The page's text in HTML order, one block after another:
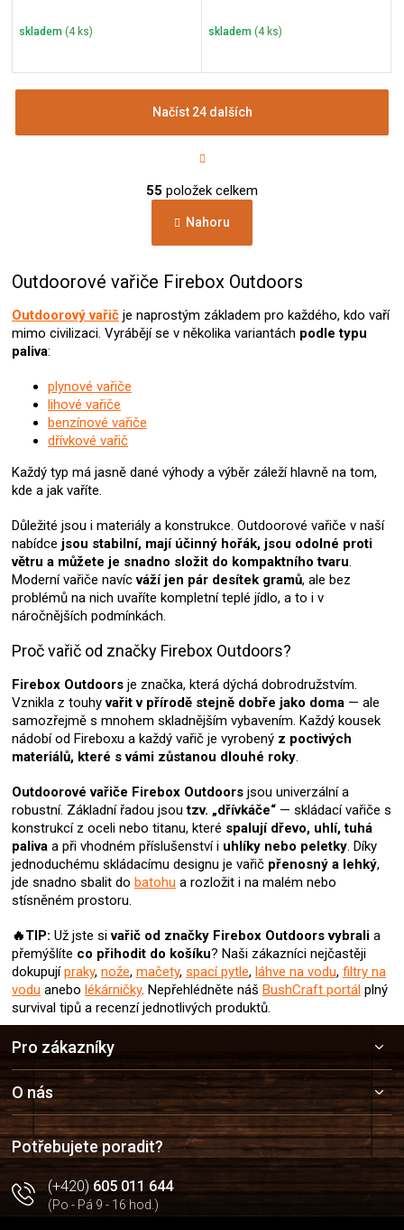
skladem (4 ks) skladem (4 ks)
v
á
d
c
í
p
r
s
u
Načíst 24 dalších
t
á
n
k
v
n
55 položek celkem
Nahoru
Outdoorové vařiče Firebox Outdoors
Outdoorový vařič je naprostým základem pro každého, kdo vaří
mimo civilizaci. Vyrábějí se v několika variantách podle typu
paliva:
plynové vařiče
lihové vařiče
benzínové vařiče
dřívkové vařič
Každý typ má jasně dané výhody a výběr záleží hlavně na tom,
kde a jak vaříte.
Důležité jsou i materiály a konstrukce. Outdoorové vařiče v naší
nabídce jsou stabilní, mají účinný hořák, jsou odolné proti
větru a můžete je snadno složit do kompaktního tvaru.
Moderní vařiče navíc váží jen pár desítek gramů, ale bez
problémů na nich uvaříte kompletní teplé jídlo, a to i v
náročnějších podmínkách.
Proč vařič od značky Firebox Outdoors?
Firebox Outdoors je značka, která dýchá dobrodružstvím.
Vznikla z touhyvařit v přírodě stejně dobře jako doma — ale
samozřejmě s mnohem skladnějším vybavením. Každý kousek
nádobí od Fireboxu a každý vařič je vyrobený z poctivých
materiálů, které s vámi zůstanou dlouhé roky.
Outdoorové vařiče Firebox Outdoors jsou univerzální a
robustní. Základní řadou jsoutzv. „dřívkáče“ — skládací vařiče s
konstrukcí z oceli nebo titanu, které spalují dřevo, uhlí, tuhá
paliva a při vhodném příslušenství i uhlíky nebo peletky. Díky
jednoduchému skládacímu designu je vařič přenosný a lehký,
jde snadno sbalit do batohu a rozložit i na malém nebo
stísněném prostoru.
🔥TIP: Už jste sivařič od značky Firebox Outdoorsvybrali a
přemýšlíte co přihodit do košíku? Naši zákazníci nejčastěji
dokupujípraky, nože, mačety, spací pytle, láhve na vodu, filtry na
vodu anebo lékárničky. Nepřehlédněte náš BushCraft portál plný
survival tipů a recenzí jednotlivých produktů.
a
t
í
Pro zákazníky
O nás
Potřebujete poradit?
(+420)605 011 644
(Po - Pá 9 - 16 hod.)